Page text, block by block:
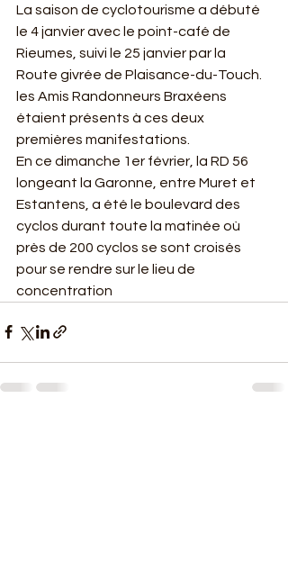
La saison de cyclotourisme a débuté
le 4 janvier avec le point-café de
Rieumes, suivi le 25 janvier par la
Route givrée de Plaisance-du-Touch.
les Amis Randonneurs Braxéens
étaient présents à ces deux
premières manifestations.
En ce dimanche 1er février, la RD 56
longeant la Garonne, entre Muret et
Estantens, a été le boulevard des
cyclos durant toute la matinée où
près de 200 cyclos se sont croisés
pour se rendre sur le lieu de
concentration